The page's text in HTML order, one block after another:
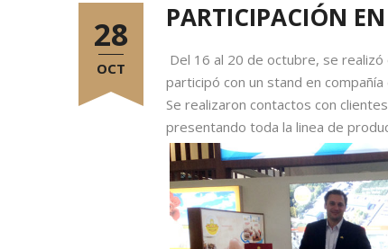
28
OCT
PARTICIPACIÓN
Del 16 al 20 de octubre, se realizó
participó con un stand en
Se realizaron contactos con
presentando toda la linea de